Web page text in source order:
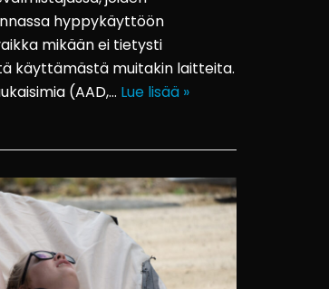
hyppykäyttöön
mikään ei tietysti
käyttämästä muitakin laitteita.
(AAD,… Lue lisää »